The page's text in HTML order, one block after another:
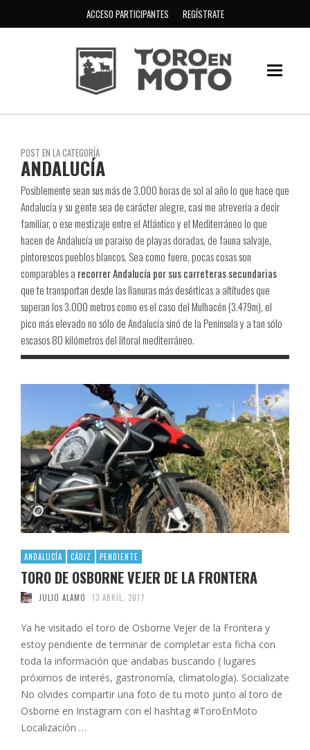
ACCESO PARTICIPANTES REGÍSTRATE
POST EN LA CATEGORÍA
ANDALUCÍA
Posiblemente sean sus más de 3.000 horas de sol al año lo que hace que
Andalucía y su gente sea de carácter alegre, casi me atrevería a decir
familiar, o ese mestizaje entre el Atlántico y el Mediterráneo lo que
hacen de Andalucía un paraíso de playas doradas, de fauna salvaje,
pintorescos pueblos blancos. Sea como fuere, pocas cosas son
comparables a recorrer Andalucía por sus carreteras secundarias
que te transportan desde las llanuras más desérticas a altitudes que
superan los 3.000 metros como es el caso del Mulhacén (3.479m), el
pico más elevado no sólo de Andalucía sinó de la Península y a tan sólo
escasos 80 kilómetros del litoral mediterráneo.
ANDALUCÍA CÁDIZ PENDIENTE
TORO DE OSBORNE VEJER DE LA FRONTERA
JULIO ALAMO 13 ABRIL, 2017
Ya he visitado el toro de Osborne Vejer de la Frontera y
estoy pendiente de terminar de completar esta ficha con
toda la información que andabas buscando ( lugares
próximos de interés, gastronomía, climatología). Socializate
No olvides compartir una foto de tu moto junto al toro de
Osborne en Instagram con el hashtag #ToroEnMoto
Localización …